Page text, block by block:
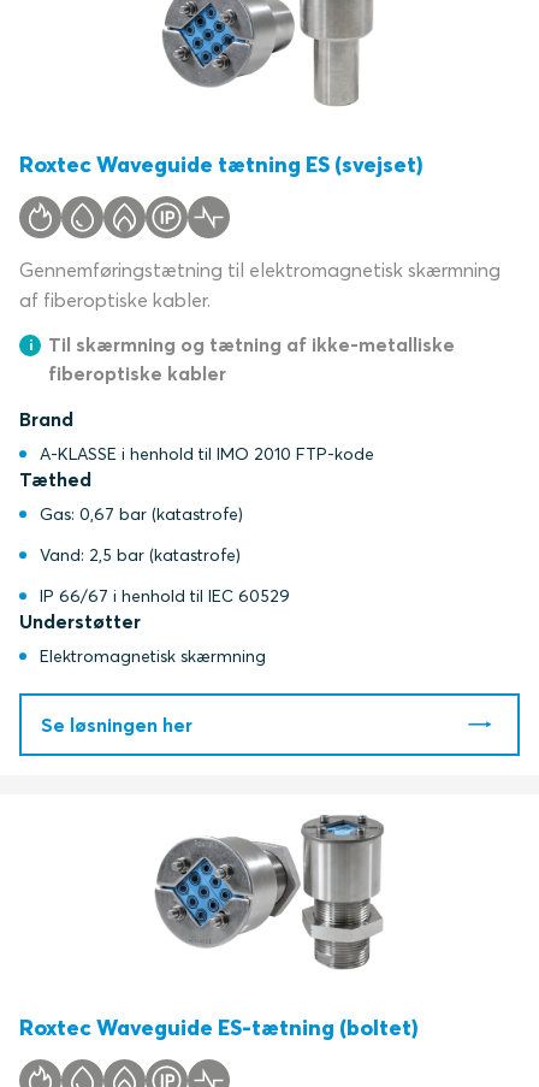
Roxtec Waveguide tætning ES (svejset)
Gennemføringstætning til elektromagnetisk skærmning
af fiberoptiske kabler.
Til skærmning og tætning af ikke-metalliske
fiberoptiske kabler
Brand
A-KLASSE i henhold til IMO 2010 FTP-kode
Tæthed
Gas: 0,67 bar (katastrofe)
Vand: 2,5 bar (katastrofe)
IP 66/67 i henhold til IEC 60529
Understøtter
Elektromagnetisk skærmning
Se løsningen her
Roxtec Waveguide ES-tætning (boltet)